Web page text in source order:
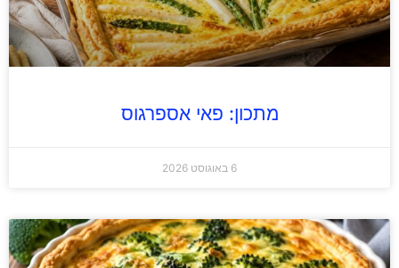
מתכון: פאי אספרגוס
6 באוגוסט 2026